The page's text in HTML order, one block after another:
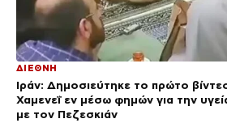
ΔΙΕΘΝΗ
Ιράν: Δημοσιεύτηκε το πρώτο
Χαμενεΐ εν μέσω φημών για την
με τον Πεζεσκιάν